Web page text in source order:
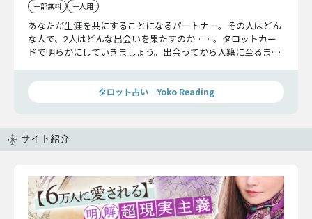
一部無料 一人用
あなたが生涯を共にすることになるパートナー。その人はどん
な人で、2人はどんな出会いを果たすのか……。タロットカー
ドで明らかにしていきましょう。出会ってから入籍に至るまで
タロット占い｜Yoko Reading
サイト紹介